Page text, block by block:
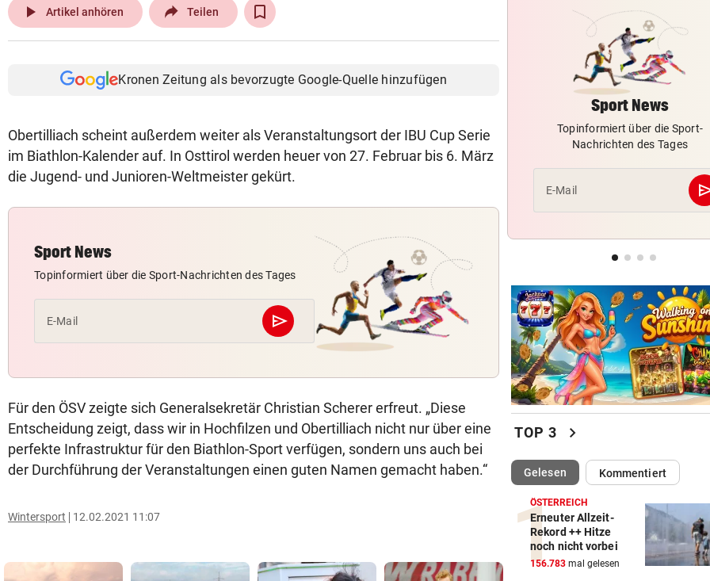
play_arrow Artikel anhören Teilen
Kronen Zeitung als bevorzugte Google-Quelle hinzufügen
Obertilliach scheint außerdem weiter als Veranstaltungsort der IBU Cup Serie
im Biathlon-Kalender auf. In Osttirol werden heuer von 27. Februar bis 6. März
die Jugend- und Junioren-Weltmeister gekürt.
Sport News
Topinformiert über die Sport-Nachrichten des Tages
E-Mail send
Abschicken
Für den ÖSV zeigte sich Generalsekretär Christian Scherer erfreut. „Diese
Entscheidung zeigt, dass wir in Hochfilzen und Obertilliach nicht nur über eine
perfekte Infrastruktur für den Biathlon-Sport verfügen, sondern uns auch bei
der Durchführung der Veranstaltungen einen guten Namen gemacht haben.“
Wintersport 12.02.2021 11:07
Sturm Kraftakt!
LUCKENEDERS HIGHLIGHT
„Auf das Foto bin ich stolz –
die Gelbe auch“
TROTZ FIFA-RÜCKZIEHER
Knallhart! UEFA droht schon
wieder mit WM-Boykott
Aufstiegsfavoriten
Wie Infantino jetzt in den
Angriffsmodus schaltet
Sport News
Topinformiert über die Sport-
Nachrichten des Tages
E-Mail
TOP 3 chevron_right
Gelesen(ausgewählt)Kommentiert
ÖSTERREICH
Erneuter Allzeit-
Rekord ++ Hitze
noch nicht vorbei
156.783 mal gelesen